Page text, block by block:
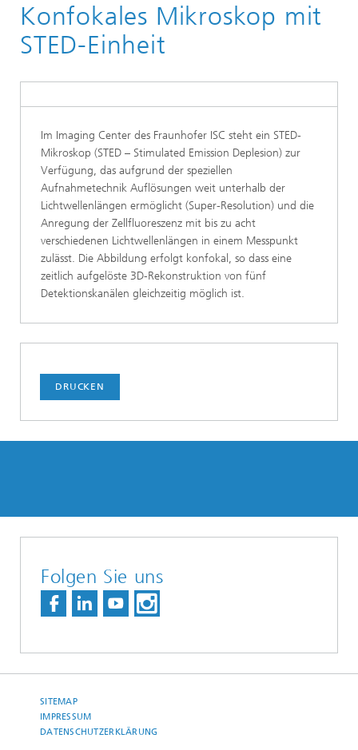
Leistungen
Imaging Center
Konfokales Mikroskop mit
STED-Einheit
Im Imaging Center des Fraunhofer ISC steht ein STED-
Mikroskop (STED – Stimulated Emission Deplesion) zur
Verfügung, das aufgrund der speziellen
Aufnahmetechnik Auflösungen weit unterhalb der
Lichtwellenlängen ermöglicht (Super-Resolution) und die
Anregung der Zellfluoreszenz mit bis zu acht
verschiedenen Lichtwellenlängen in einem Messpunkt
zulässt. Die Abbildung erfolgt konfokal, so dass eine
zeitlich aufgelöste 3D-Rekonstruktion von fünf
Detektionskanälen gleichzeitig möglich ist.
DRUCKEN
Folgen Sie uns
SITEMAP
IMPRESSUM
DATENSCHUTZERKLÄRUNG